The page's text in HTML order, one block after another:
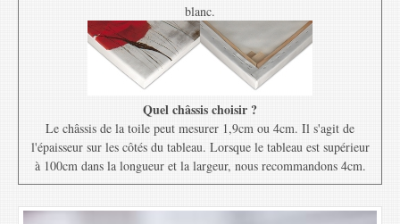
blanc.
Quel châssis choisir ?
Le châssis de la toile peut mesurer 1,9cm ou 4cm. Il s'agit de
l'épaisseur sur les côtés du tableau. Lorsque le tableau est supérieur
à 100cm dans la longueur et la largeur, nous recommandons 4cm.